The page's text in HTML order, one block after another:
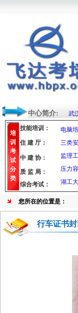
中心简介: 武
培
训
考
试
分
类
技能培训： 电脑
三类
监理
压力
湖工
住 建 厅：
中 建 协：
质 监 局：
综合考试：
您所在的位置是：
行车证书封